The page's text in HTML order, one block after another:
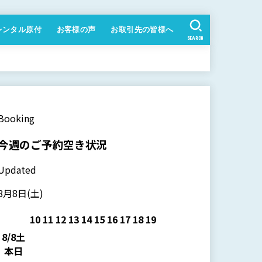
ンタル原付 お客様の声 お取引先の皆様へ
SEARCH